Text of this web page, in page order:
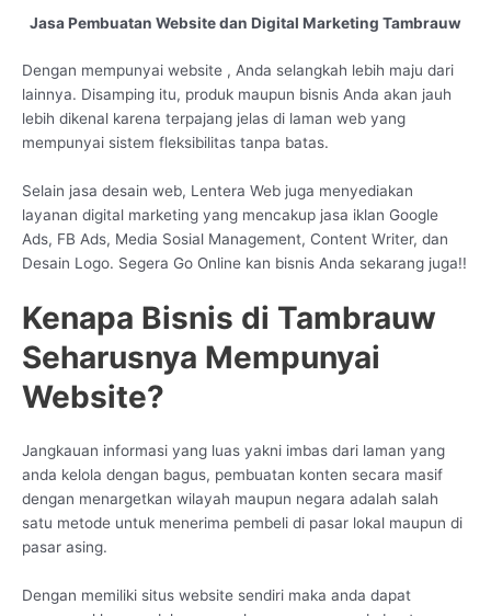
Jasa Pembuatan Website dan Digital Marketing Tambrauw
Dengan mempunyai website , Anda selangkah lebih maju dari
lainnya. Disamping itu, produk maupun bisnis Anda akan jauh
lebih dikenal karena terpajang jelas di laman web yang
mempunyai sistem fleksibilitas tanpa batas.
Selain jasa desain web, Lentera Web juga menyediakan
layanan digital marketing yang mencakup jasa iklan Google
Ads, FB Ads, Media Sosial Management, Content Writer, dan
Desain Logo. Segera Go Online kan bisnis Anda sekarang juga!!
Kenapa Bisnis di Tambrauw
Seharusnya Mempunyai
Website?
Jangkauan informasi yang luas yakni imbas dari laman yang
anda kelola dengan bagus, pembuatan konten secara masif
dengan menargetkan wilayah maupun negara adalah salah
satu metode untuk menerima pembeli di pasar lokal maupun di
pasar asing.
Dengan memiliki situs website sendiri maka anda dapat